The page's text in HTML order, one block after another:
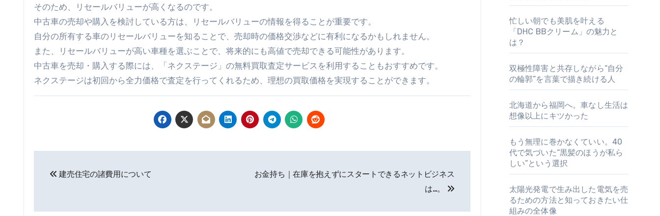
そのため、リセールバリューが高くなるのです。
中古車の売却や購入を検討している方は、リセールバリューの情報を得ることが重要です。
自分の所有する車のリセールバリューを知ることで、売却時の価格交渉などに有利になるかもしれません。
また、リセールバリューが高い車種を選ぶことで、将来的にも高値で売却できる可能性があります。
中古車を売却・購入する際には、「ネクステージ」の無料買取査定サービスを利用することもおすすめです。
ネクステージは初回から全力価格で査定を行ってくれるため、理想の買取価格を実現することができます。
建売住宅の諸費用について
お金持ち｜在庫を抱えずにスタートできるネットビジネス
は…。
忙しい朝でも美肌を叶える
「DHC BBクリーム」の魅力と
は？
双極性障害と共存しながら“自分
の輪郭”を言葉で描き続ける人
北海道から福岡へ。車なし生活は
想像以上にキツかった
もう無理に巻かなくていい。40
代で気づいた“黒髪のほうが私ら
しい”という選択
太陽光発電で生み出した電気を売
るための方法と知っておきたい仕
組みの全体像